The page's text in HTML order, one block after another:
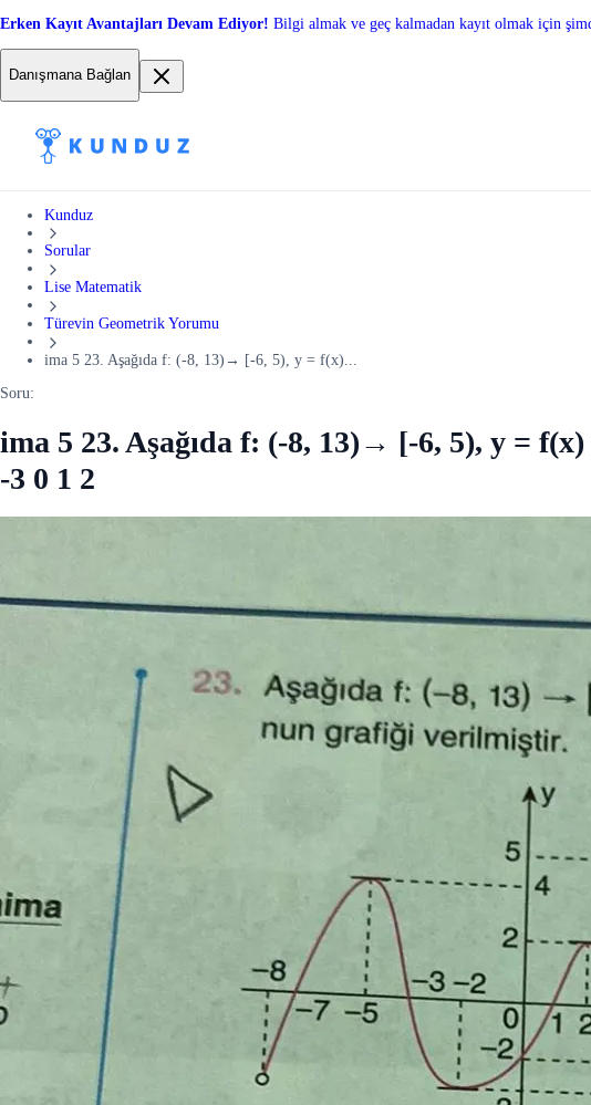
Erken Kayıt Avantajları Devam Ediyor! Bilgi almak ve geç kalmadan kayıt olmak için
Danışmana Bağlan
Kunduz
Sorular
Lise Matematik
Türevin Geometrik Yorumu
ima 5 23. Aşağıda f: (-8, 13)→ [-6, 5), y = f(x)...
Soru:
ima 5 23. Aşağıda f: (-8, 13)→ [-6, 5), y =
-3 0 1 2